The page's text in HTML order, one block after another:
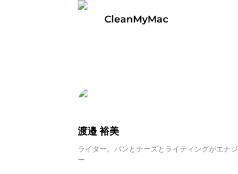
CleanMyMac
渡邉 裕美
ライター。パンとチーズとライティングがエナジ
ー